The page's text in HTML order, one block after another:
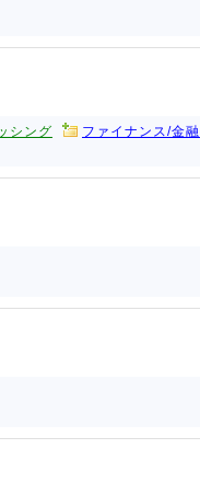
シング ファイナンス/金融